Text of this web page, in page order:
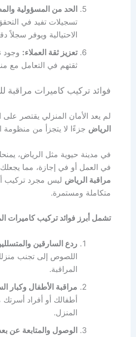
الحد من المسؤولية
تسجيلات تفيد في
الاحتيالية ويوفر سجلاً
تعزيز ثقة العملاء: وجود
ثقتهم في التعامل مع
فوائد تركيب كاميرات مراقبة
لم يعد الأمان المنزلي يقتصر على
الرياض جزءًا لا يتجزأ من منظومة
في مدينة حيوية مثل الرياض،
في العمل أو في إجازة، مما
مراقبة الرياض ليس مجرد تركيب
متكاملة ومستمرة.
تشمل أبرز فوائد تركيبكاميرات
ردع السارقين
اللصوص إلى تجنب
المراقبة.
مراقبة الأطفال وكبار
أطفالك أو أفراد
المنزل.
الوصول والمتابعة عن